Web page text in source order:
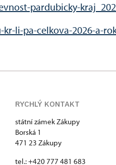
pardubicky-
li-pa-celkova-2026-a-
RYCHLÝ KONTAKT
státní zámek Zákupy
Borská 1
471 23 Zákupy
tel.: +420 777 481 683